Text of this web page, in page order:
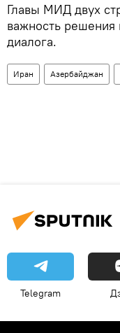
Главы МИД двух
важность решения
диалога.
Иран Азербайджан
Telegram